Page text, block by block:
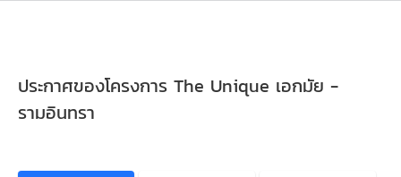
ประกาศของโครงการ The Unique เอกมัย -
รามอินทรา